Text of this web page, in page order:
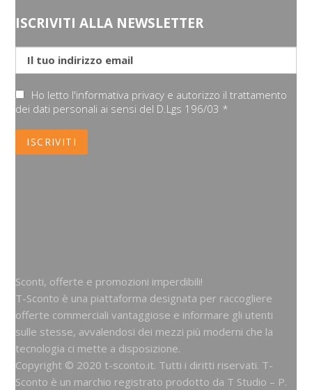
ISCRIVITI ALLA NEWSLETTER
Ho letto l'informativa privacy e autorizzo il trattamento
dei dati personali ai sensi del D.Lgs 196/03 *
Sconti, offerte e promozioni imperdibili!
T-Sconto è una piattaforma designata per raccogliere
offerte commerciali vantaggiose e informare gli utenti
sulle stesse, avvalendosi dei mezzi più moderni che la
tecnologia ci mette a disposizione.
Copyright © 2020 t-sconto.it. Tutti i diritti riservati. T-
Sconto è un marchio registrato prodotto da T Studio – P.